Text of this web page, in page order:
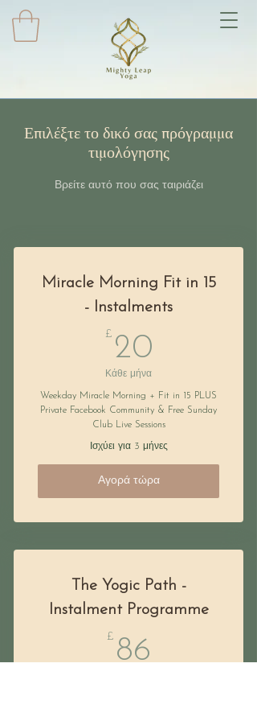
Επιλέξτε το δικό σας πρόγραμμα
τιμολόγησης
Βρείτε αυτό που σας ταιριάζει
Miracle Morning Fit in 15
- Instalments
£ 20
Κάθε μήνα
Weekday Miracle Morning + Fit in 15 PLUS
Private Facebook Community & Free Sunday
Club Live Sessions
Ισχύει για 3 μήνες
Αγορά τώρα
The Yogic Path -
Instalment Programme
£ 86